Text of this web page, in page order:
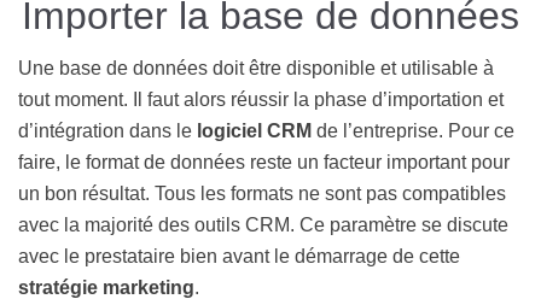
Importer la base de données
Une base de données doit être disponible et utilisable à
tout moment. Il faut alors réussir la phase d’importation et
d’intégration dans le logiciel CRM de l’entreprise. Pour ce
faire, le format de données reste un facteur important pour
un bon résultat. Tous les formats ne sont pas compatibles
avec la majorité des outils CRM. Ce paramètre se discute
avec le prestataire bien avant le démarrage de cette
stratégie marketing.